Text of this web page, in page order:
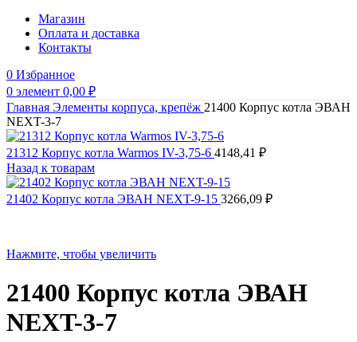
Магазин
Оплата и доставка
Контакты
0 Избранное
0 элемент 0,00 ₽
Главная Элементы корпуса, крепёж 21400 Корпус котла ЭВАН
NEXT-3-7
21312 Корпус котла Warmos IV-3,75-6 4148,41 ₽
Назад к товарам
21402 Корпус котла ЭВАН NEXT-9-15 3266,09 ₽
Нажмите, чтобы увеличить
21400 Корпус котла ЭВАН
NEXT-3-7